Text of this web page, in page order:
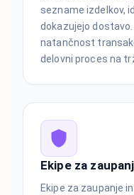
sezname izdelkov,
dokazujejo
natančnost
delovni proces na
Ekipe za
Ekipe za zaupanje